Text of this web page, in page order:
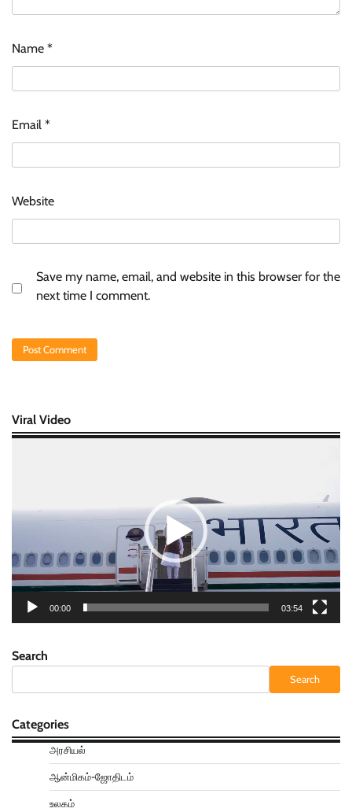
Name *
Email *
Website
Save my name, email, and website in this browser for the
next time I comment.
Viral Video
00:00 03:54
Search
Search
Categories
அரசியல்
ஆன்மிகம்-ஜோதிடம்
உலகம்